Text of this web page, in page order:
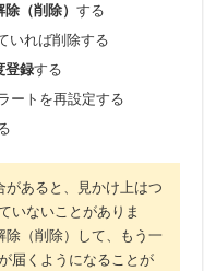
除（削除）する
いれば削除する
登録する
ートを再設定する
があると、見かけ上はつ
いないことがありま
（削除）して、もう一
届くようになることが